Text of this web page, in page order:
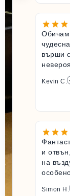
Обичам
върши
Kevin C.
и
на
Simon H.